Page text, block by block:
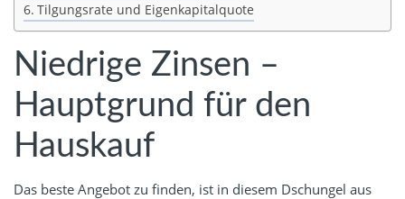
Tilgungsrate und Eigenkapitalquote
Niedrige Zinsen –
Hauptgrund für den
Hauskauf
Das beste Angebot zu finden, ist in diesem Dschungel aus